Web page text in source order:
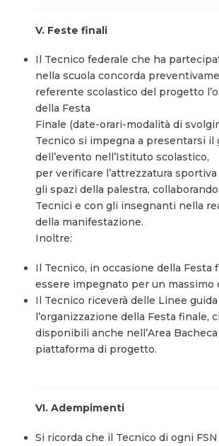
V. Feste finali
Il Tecnico federale che ha
nella scuola concorda
referente scolastico del progetto
della Festa
Finale (date-orari-modalità di
Tecnico si impegna a presentarsi il
dell’evento nell’Istituto scolastico,
per verificare l’attrezzatura
gli spazi della palestra,
Tecnici e con gli insegnanti nella
della manifestazione.
Inoltre:
Il Tecnico, in occasione della Festa
essere impegnato per un massimo
Il Tecnico riceverà delle Linee
l’organizzazione della Festa finale,
disponibili anche nell’Area
piattaforma di progetto.
VI. Adempimenti
Si ricorda che il Tecnico di ogni